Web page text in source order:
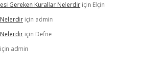
Gereken Kurallar Nelerdir için Elçin
Nelerdir için admin
Nelerdir için Defne
için admin